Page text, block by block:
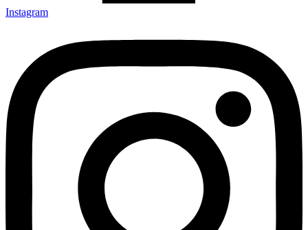
Instagram